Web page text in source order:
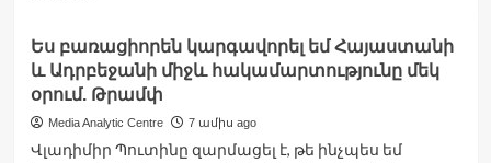
Իրանի
Կենտրոնական
բանկի
նախագահը
ռիալի
արժեզրկման
Ես բառացիորեն կարգավորել եմ Հայաստանի
և Ադրբեջանի միջև հակամարտությունը մեկ
օրում. Թրամփ
Media Analytic Centre 7 ամիս ago
Վլադիմիր Պուտինը զարմացել է, թե ինչպես եմ